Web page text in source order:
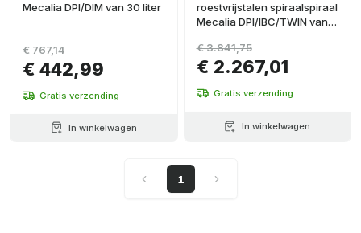
Mecalia DPI/DIM van 30 liter
€ 442,99
€ 767,14
Gratis verzending
In winkelwagen
roestvrijstalen spiraalspiraal
Mecalia DPI/IBC/TWIN van
€ 2.267,01
€ 3.841,75
Gratis verzending
In winkelwagen
1